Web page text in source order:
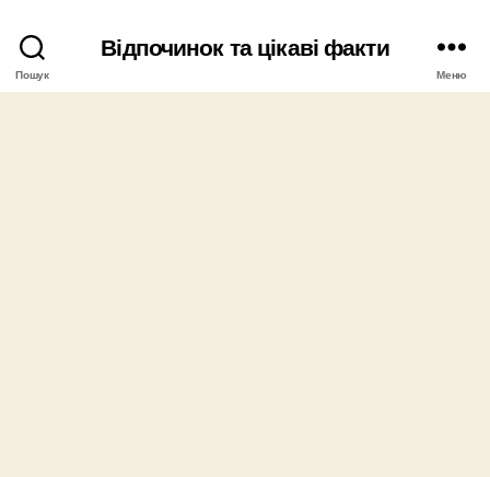
Пошук
Відпочинок та цікаві факти
Меню